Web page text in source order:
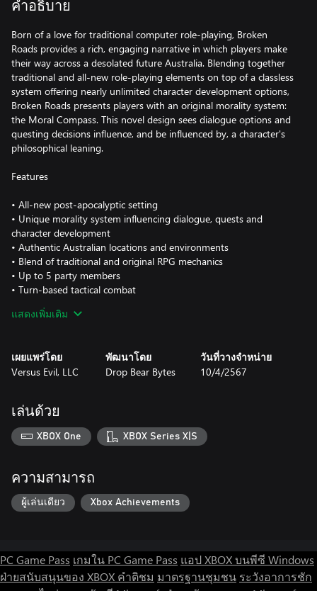
คำอธิบาย
Born of a love for traditional computer role-playing, Broken
Roads provides a rich, engaging narrative in which players make
their way across a desolated future Australia. Blending together
traditional and all-new role-playing elements on top of a classless
system offering nearly unlimited character development options,
Broken Roads presents players with an original morality system:
the Moral Compass. This novel design sees dialogue options and
questing decisions influence, and be influenced by, a character's
philosophical leaning.
Features
• All-new post-apocalyptic setting
• Unique morality system influencing dialogue, quests and
character development
• Authentic Australian locations and environments
• Blend of traditional and original RPG mechanics
• Up to 5 party members
• Turn-based tactical combat
• A content-rich and densely-crafted world
แสดงเพิ่มเติม
เผยแพร่โดย
Versus Evil, LLC
พัฒนาโดย
Drop Bear Bytes
วันที่วางจำหน่าย
10/4/2567
เล่นด้วย
XBOX One XBOX Series X|S
ความสามารถ
ผู้เล่นเดียว Xbox Achievements
PC Game Pass เกมใน PC Game Pass แอป XBOX บนพีซี Windows
ฝ่ายสนับสนุนของ XBOX คำติชม มาตรฐานชุมชน ระวังอาการชัก